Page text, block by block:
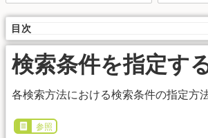
目次
検索条件を指定す
各検索方法における検索条件の指定方
参照